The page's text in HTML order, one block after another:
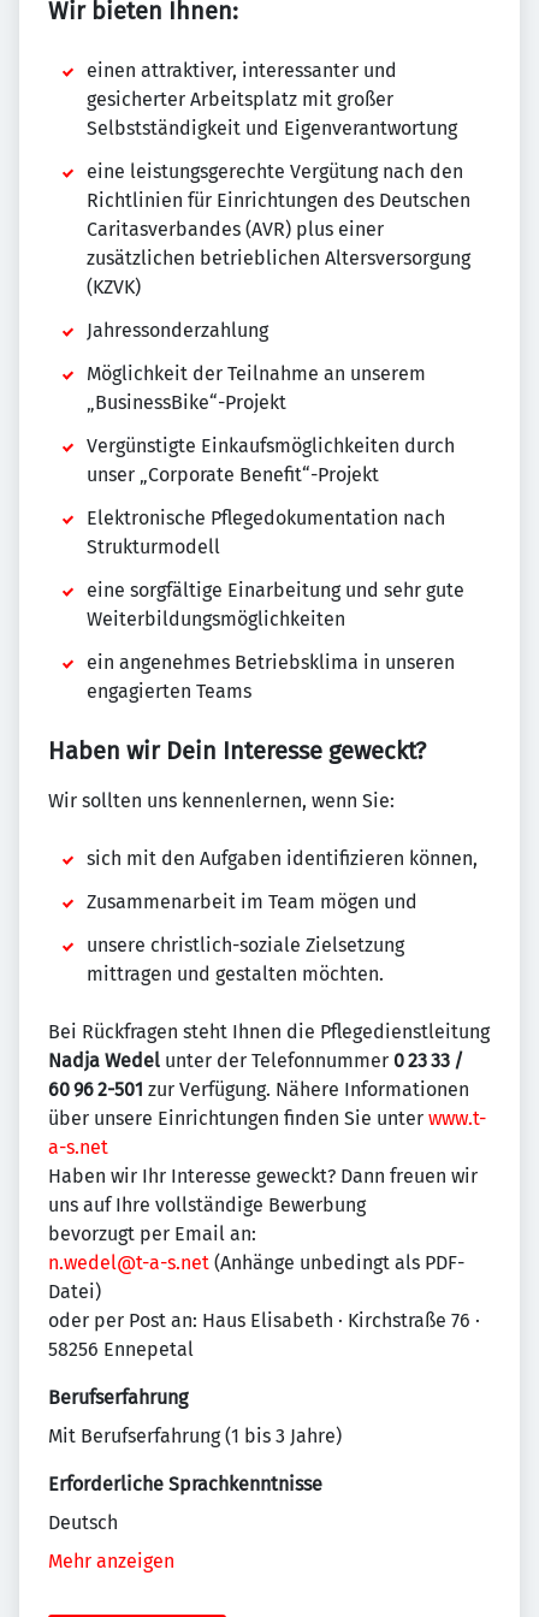
Wir bieten Ihnen:
einen attraktiver, interessanter und
gesicherter Arbeitsplatz mit großer
Selbstständigkeit und Eigenverantwortung
eine leistungsgerechte Vergütung nach den
Richtlinien für Einrichtungen des Deutschen
Caritasverbandes (AVR) plus einer
zusätzlichen betrieblichen Altersversorgung
(KZVK)
Jahressonderzahlung
Möglichkeit der Teilnahme an unserem
„BusinessBike“-Projekt
Vergünstigte Einkaufsmöglichkeiten durch
unser „Corporate Benefit“-Projekt
Elektronische Pflegedokumentation nach
Strukturmodell
eine sorgfältige Einarbeitung und sehr gute
Weiterbildungsmöglichkeiten
ein angenehmes Betriebsklima in unseren
engagierten Teams
Haben wir Dein Interesse geweckt?
Wir sollten uns kennenlernen, wenn Sie:
sich mit den Aufgaben identifizieren können,
Zusammenarbeit im Team mögen und
unsere christlich-soziale Zielsetzung
mittragen und gestalten möchten.
Bei Rückfragen steht Ihnen die Pflegedienstleitung
Nadja Wedel unter der Telefonnummer 0 23 33 /
60 96 2-501 zur Verfügung. Nähere Informationen
über unsere Einrichtungen finden Sie unter www.t-
a-s.net
Haben wir Ihr Interesse geweckt? Dann freuen wir
uns auf Ihre vollständige Bewerbung
bevorzugt per Email an:
n.wedel@t-a-s.net (Anhänge unbedingt als PDF-
Datei)
oder per Post an: Haus Elisabeth · Kirchstraße 76 ·
58256 Ennepetal
Berufserfahrung
Mit Berufserfahrung (1 bis 3 Jahre)
Erforderliche Sprachkenntnisse
Deutsch
Mehr anzeigen